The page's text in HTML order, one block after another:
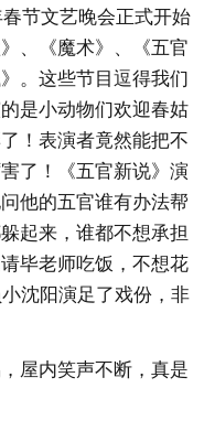
节文艺晚会正式开始
、《魔术》、《五官
。这些节目逗得我们
是小动物们欢迎春姑
！表演者竟然能把不
了！《五官新说》演
他的五官谁有办法帮
起来，谁都不想承担
毕老师吃饭，不想花
沈阳演足了戏份，非
屋内笑声不断，真是